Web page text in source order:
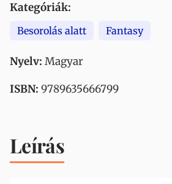
Kategóriák:
Besorolás alatt Fantasy
Nyelv: Magyar
ISBN: 9789635666799
Leírás